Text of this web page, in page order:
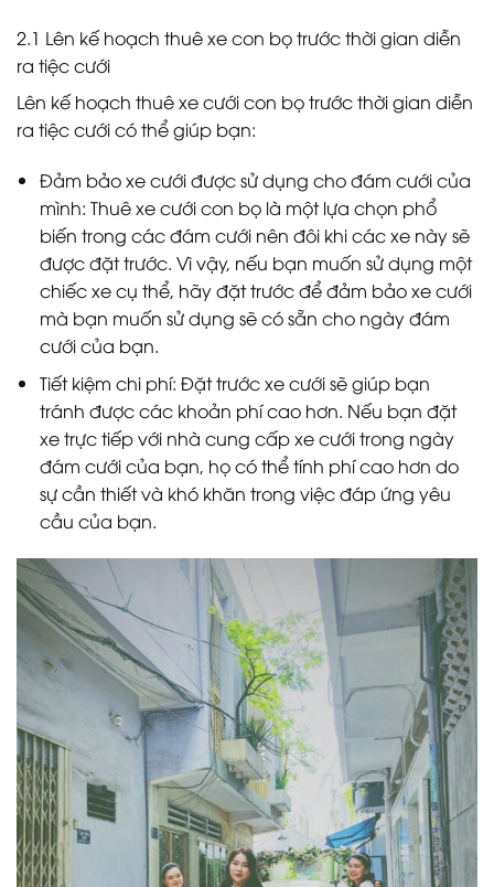
2.1 Lên kế hoạch thuê xe con bọ trước thời gian diễn
ra tiệc cưới
Lên kế hoạch thuê xe cưới con bọ trước thời gian diễn
ra tiệc cưới có thể giúp bạn:
Đảm bảo xe cưới được sử dụng cho đám cưới của
mình: Thuê xe cưới con bọ là một lựa chọn phổ
biến trong các đám cưới nên đôi khi các xe này sẽ
được đặt trước. Vì vậy, nếu bạn muốn sử dụng một
chiếc xe cụ thể, hãy đặt trước để đảm bảo xe cưới
mà bạn muốn sử dụng sẽ có sẵn cho ngày đám
cưới của bạn.
Tiết kiệm chi phí: Đặt trước xe cưới sẽ giúp bạn
tránh được các khoản phí cao hơn. Nếu bạn đặt
xe trực tiếp với nhà cung cấp xe cưới trong ngày
đám cưới của bạn, họ có thể tính phí cao hơn do
sự cần thiết và khó khăn trong việc đáp ứng yêu
cầu của bạn.